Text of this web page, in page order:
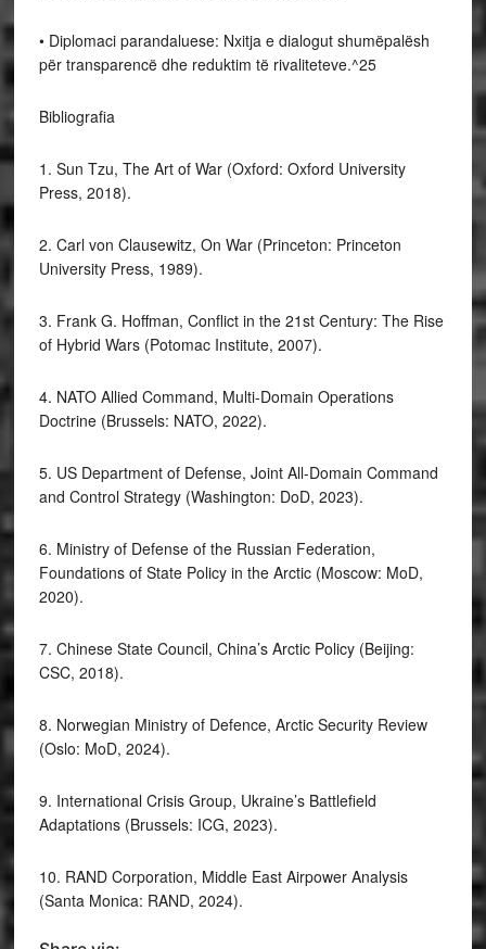
• Diplomaci parandaluese: Nxitja e dialogut shumëpalësh
për transparencë dhe reduktim të rivaliteteve.^25
Bibliografia
1. Sun Tzu, The Art of War (Oxford: Oxford University
Press, 2018).
2. Carl von Clausewitz, On War (Princeton: Princeton
University Press, 1989).
3. Frank G. Hoffman, Conflict in the 21st Century: The Rise
of Hybrid Wars (Potomac Institute, 2007).
4. NATO Allied Command, Multi-Domain Operations
Doctrine (Brussels: NATO, 2022).
5. US Department of Defense, Joint All-Domain Command
and Control Strategy (Washington: DoD, 2023).
6. Ministry of Defense of the Russian Federation,
Foundations of State Policy in the Arctic (Moscow: MoD,
2020).
7. Chinese State Council, China’s Arctic Policy (Beijing:
CSC, 2018).
8. Norwegian Ministry of Defence, Arctic Security Review
(Oslo: MoD, 2024).
9. International Crisis Group, Ukraine’s Battlefield
Adaptations (Brussels: ICG, 2023).
10. RAND Corporation, Middle East Airpower Analysis
(Santa Monica: RAND, 2024).